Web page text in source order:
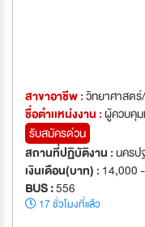
สาขาอาชีพ :วิทยาศาสต
ชื่อตำเเหน่งงาน :ผู้ควบคุม
รับสมัครด่วน
สถานที่ปฏิบัติงาน :นครป
เงินเดือน(บาท) : 14,000
BUS :556
17 ชั่วโมงที่แล้ว